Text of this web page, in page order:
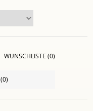
WUNSCHLISTE (0)
(0)